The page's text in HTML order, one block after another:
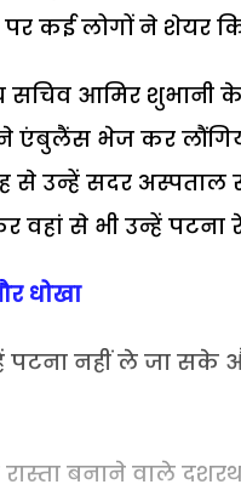
पर कई लोगों ने शेयर
आमिर शुभानी
भेज कर
से उन्हें सदर
वहां से भी उन्हें पटना
धोखा
पटना नहीं ले जा
बनाने वाले